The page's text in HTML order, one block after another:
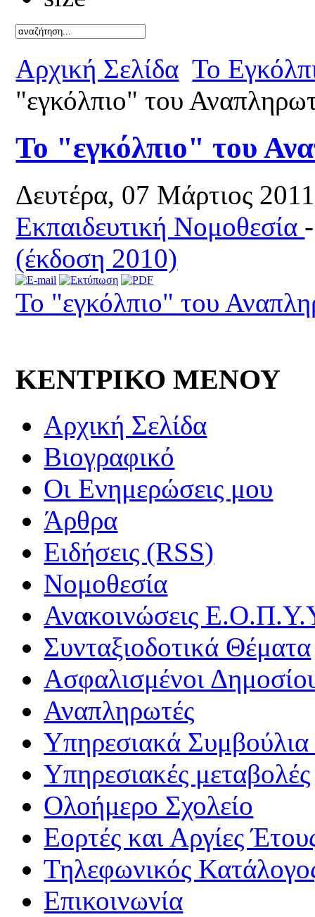
Αρχική Σελίδα Το
"εγκόλπιο" του
Το "εγκόλπιο" του
Δευτέρα, 07 Μάρτιος
Εκπαιδευτική Νομοθεσία
(έκδοση 2010)
Το "εγκόλπιο" του
ΚΕΝΤΡΙΚΟ ΜΕΝΟΥ
Αρχική Σελίδα
Βιογραφικό
Οι Ενημερώσεις μου
Άρθρα
Ειδήσεις (RSS)
Νομοθεσία
Ανακοινώσεις
Συνταξιοδοτικά Θέματα
Ασφαλισμένοι
Αναπληρωτές
Υπηρεσιακά
Υπηρεσιακές μεταβολές
Ολοήμερο Σχολείο
Εορτές και Αργίες
Τηλεφωνικός
Επικοινωνία